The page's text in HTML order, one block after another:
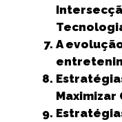
A
Maximizar